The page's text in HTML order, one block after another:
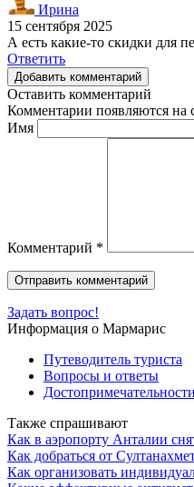
Ирина
15 сентября 2025
А есть какие-то скидки для
Ответить
Добавить комментарий
Оставить комментарий
Комментарии появляются на
Имя
Комментарий *
Задать вопрос!
Информация о Мармарис
Путеводитель туриста
Вопросы и ответы
Достопримечательности
Также спрашивают
Как в аэропорту Анталии
Как добраться от
Как организовать